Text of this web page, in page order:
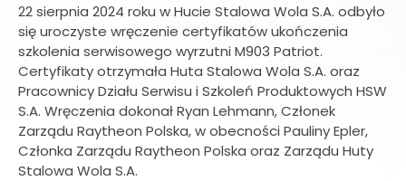
22 sierpnia 2024 roku w Hucie Stalowa Wola S.A. odbyło
się uroczyste wręczenie certyfikatów ukończenia
szkolenia serwisowego wyrzutni M903 Patriot.
Certyfikaty otrzymała Huta Stalowa Wola S.A. oraz
Pracownicy Działu Serwisu i Szkoleń Produktowych HSW
S.A. Wręczenia dokonał Ryan Lehmann, Członek
Zarządu Raytheon Polska, w obecności Pauliny Epler,
Członka Zarządu Raytheon Polska oraz Zarządu Huty
Stalowa Wola S.A.